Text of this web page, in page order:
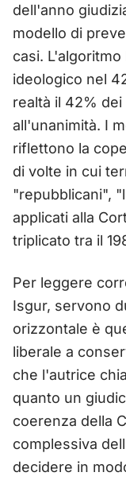
dell'anno
modello di
casi.
ideologico nel
realtà il 42%
all'unanimità. I
riflettono la
di volte in cui
"repubblicani",
applicati alla
triplicato tra il
Per leggere
Isgur, servono
orizzontale è
liberale a
che l'autrice
quanto un
coerenza della
complessiva
decidere in